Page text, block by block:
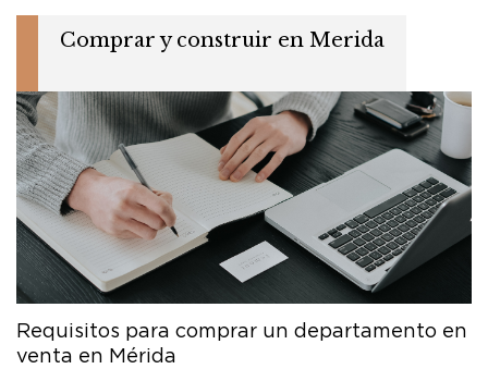
Comprar y construir en Merida
Requisitos para comprar un departamento en
venta en Mérida